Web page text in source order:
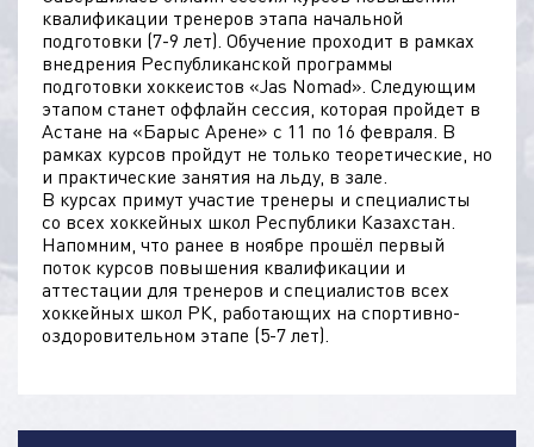
квалификации тренеров этапа начальной
подготовки (7-9 лет). Обучение проходит в рамках
внедрения Республиканской программы
подготовки хоккеистов «Jas Nomad». Следующим
этапом станет оффлайн сессия, которая пройдет в
Астане на «Барыс Арене» с 11 по 16 февраля. В
рамках курсов пройдут не только теоретические, но
и практические занятия на льду, в зале.
В курсах примут участие тренеры и специалисты
со всех хоккейных школ Республики Казахстан.
Напомним, что ранее в ноябре прошёл первый
поток курсов повышения квалификации и
аттестации для тренеров и специалистов всех
хоккейных школ РК, работающих на спортивно-
оздоровительном этапе (5-7 лет).